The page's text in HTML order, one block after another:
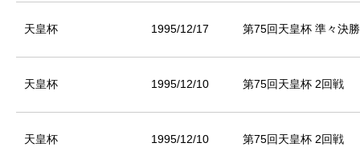
天皇杯 1995/12/17 第75回天皇杯 準々決勝
天皇杯 1995/12/10 第75回天皇杯 2回戦
天皇杯 1995/12/10 第75回天皇杯 2回戦